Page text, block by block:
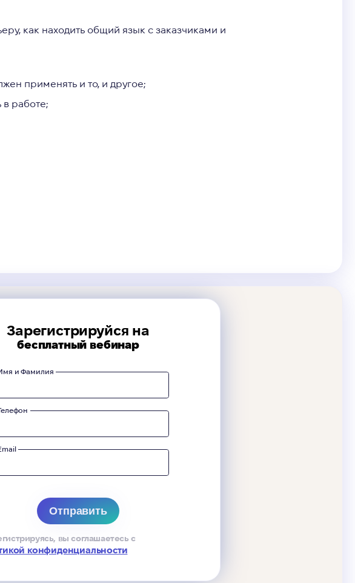
как находить общий язык с заказчиками и
применять и то, и другое;
в работе;
Зарегистрируйся на
бесплатный вебинар
и Фамилия
вы соглашаетесь с
конфиденциальности